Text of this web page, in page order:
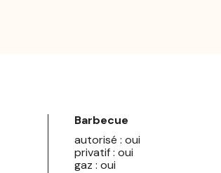
Barbecue
autorisé : oui
privatif : oui
gaz : oui